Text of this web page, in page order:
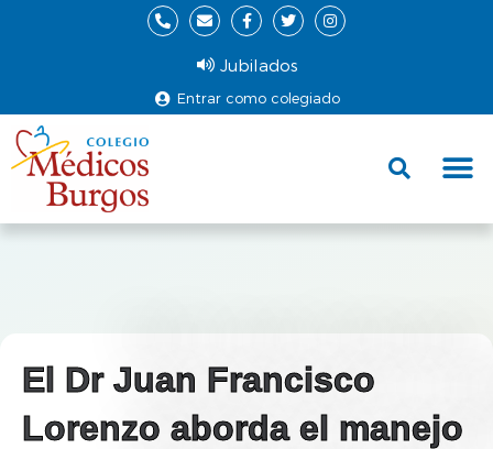
Entrar como colegiado
Jubilados
El Dr Juan Francisco
Lorenzo aborda el manejo